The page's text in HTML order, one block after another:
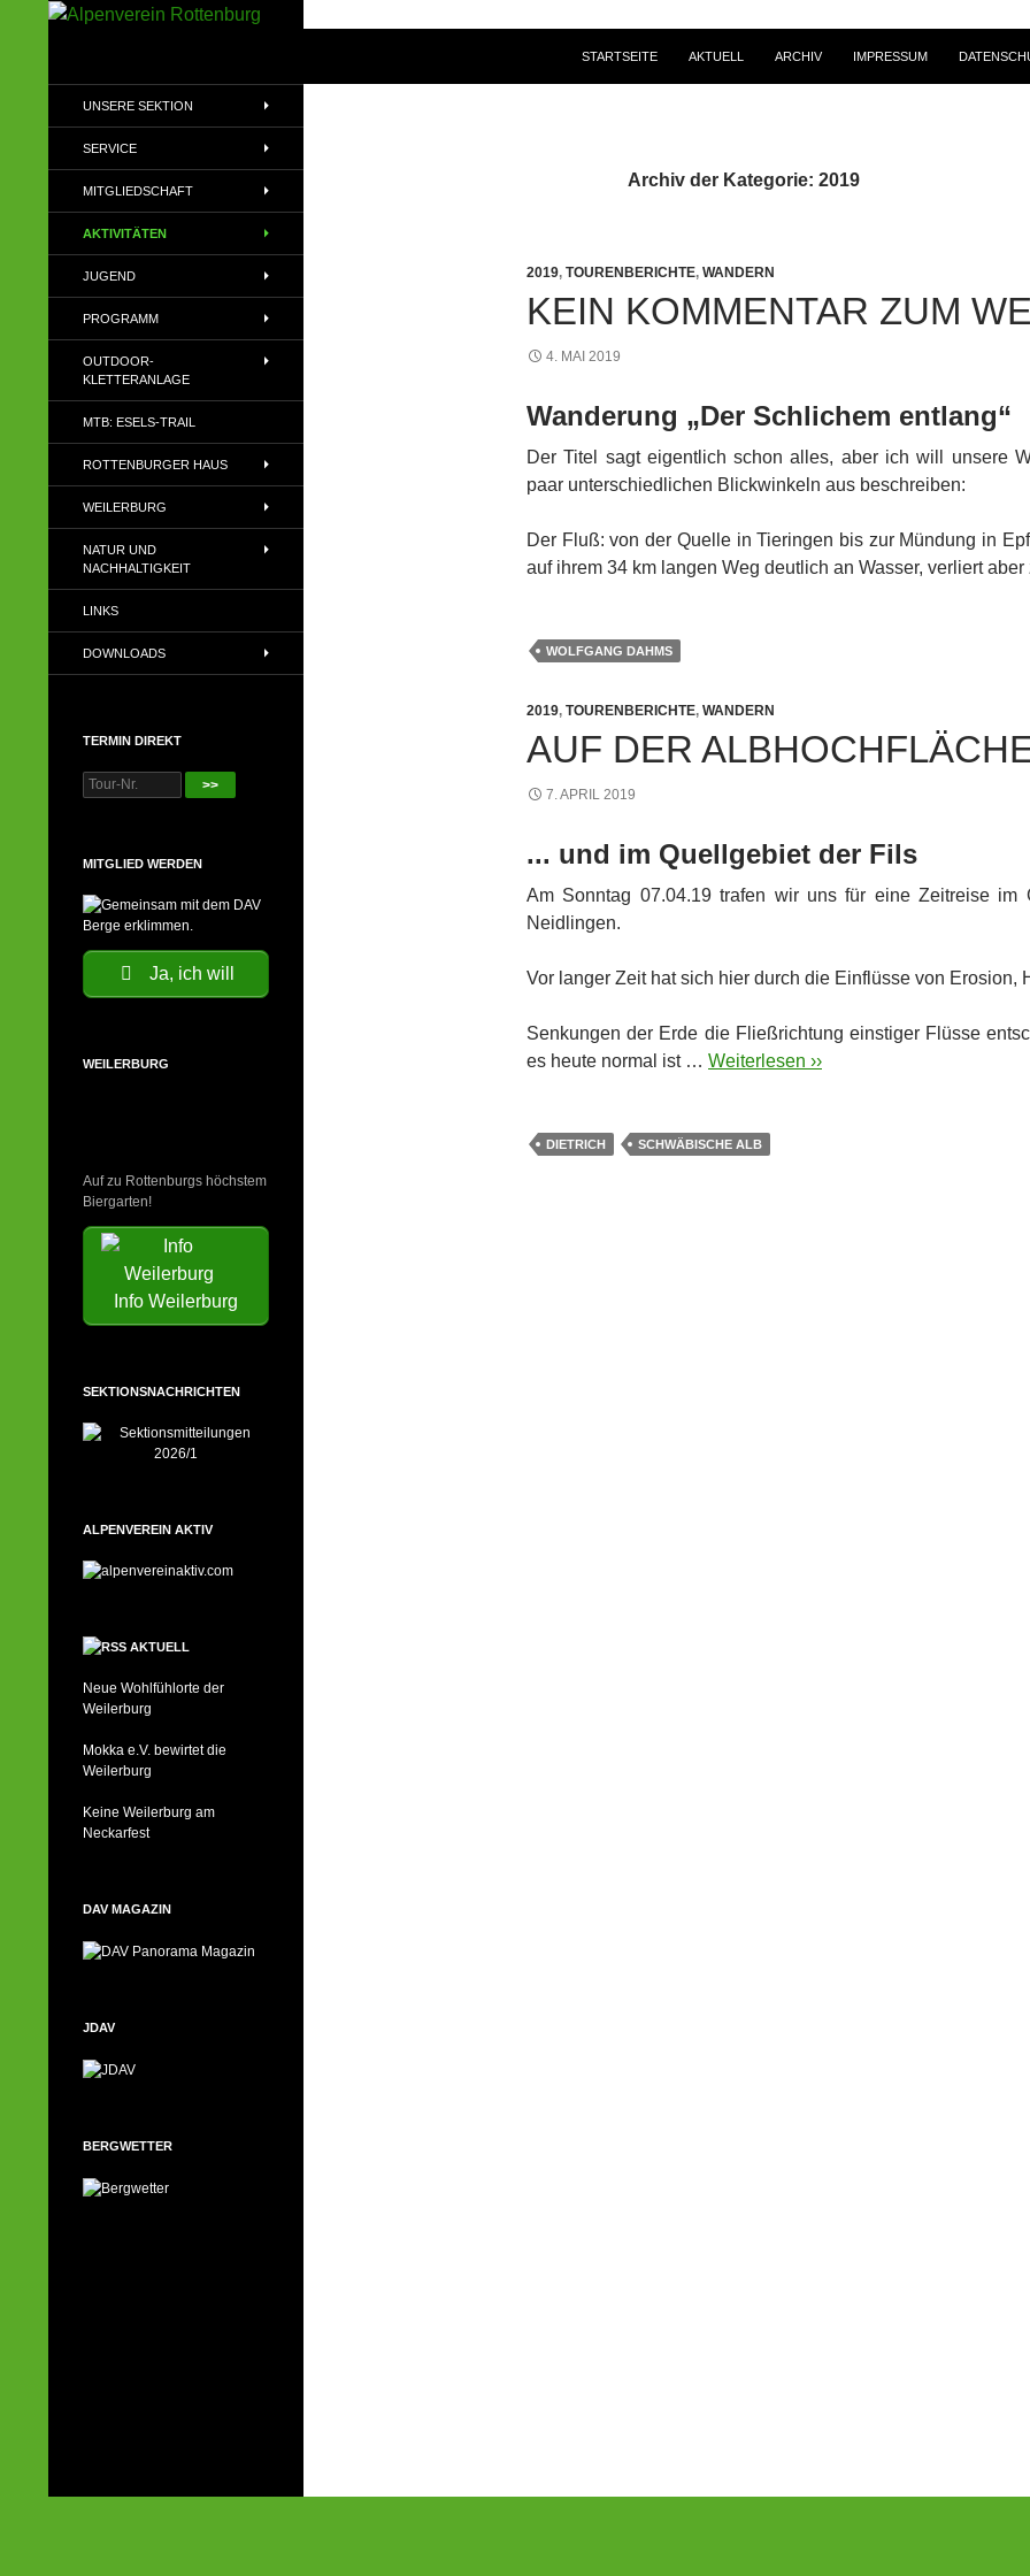
STARTSEITE AKTUELL ARCHIV IMPRESSUM
Archiv der Kategorie: 2019
2019, TOURENBERICHTE, WANDERN
KEIN KOMMENTAR ZUM
4. MAI 2019
Wanderung „Der Schlichem entlang“
Der Titel sagt eigentlich schon alles, aber ich will unsere
paar unterschiedlichen Blickwinkeln aus beschreiben:
Der Fluß: von der Quelle in Tieringen bis zur Mündung in
auf ihrem 34 km langen Weg deutlich an Wasser, verliert
WOLFGANG DAHMS
2019, TOURENBERICHTE, WANDERN
AUF DER
7. APRIL 2019
... und im Quellgebiet der Fils
Am Sonntag 07.04.19 trafen wir uns für eine Zeitreise im
Neidlingen.
Vor langer Zeit hat sich hier durch die Einflüsse von Erosion,
Senkungen der Erde die Fließrichtung einstiger Flüsse
es heute normal ist … Weiterlesen ››
DIETRICH SCHWÄBISCHE ALB
Alpenvereins (DAV) e.V
UNSERE SEKTION
SERVICE
MITGLIEDSCHAFT
AKTIVITÄTEN
JUGEND
PROGRAMM
OUTDOOR-
KLETTERANLAGE
MTB: ESELS-TRAIL
ROTTENBURGER HAUS
WEILERBURG
NATUR UND
NACHHALTIGKEIT
LINKS
DOWNLOADS
TERMIN DIREKT
>>
MITGLIED WERDEN
Ja, ich will
WEILERBURG
Auf zu Rottenburgs höchstem
Biergarten!
Info Weilerburg
SEKTIONSNACHRICHTEN
ALPENVEREIN AKTIV
AKTUELL
Neue Wohlfühlorte der
Weilerburg
Mokka e.V. bewirtet die
Weilerburg
Keine Weilerburg am
Neckarfest
DAV MAGAZIN
JDAV
BERGWETTER